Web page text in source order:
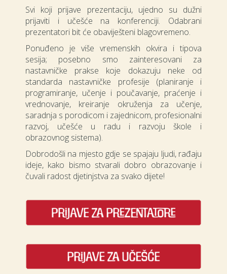
Svi koji prijave prezentaciju, ujedno su dužni
prijaviti i učešće na konferenciji. Odabrani
prezentatori bit će obaviješteni blagovremeno.
Ponuđeno je više vremenskih okvira i tipova
sesija; posebno smo zainteresovani za
nastavničke prakse koje dokazuju neke od
standarda nastavničke profesije (planiranje i
programiranje, učenje i poučavanje, praćenje i
vrednovanje, kreiranje okruženja za učenje,
saradnja s porodicom i zajednicom, profesionalni
razvoj, učešće u radu i razvoju škole i
obrazovnog sistema).
Dobrodošli na mjesto gdje se spajaju ljudi, rađaju
ideje, kako bismo stvarali dobro obrazovanje i
čuvali radost djetinjstva za svako dijete!